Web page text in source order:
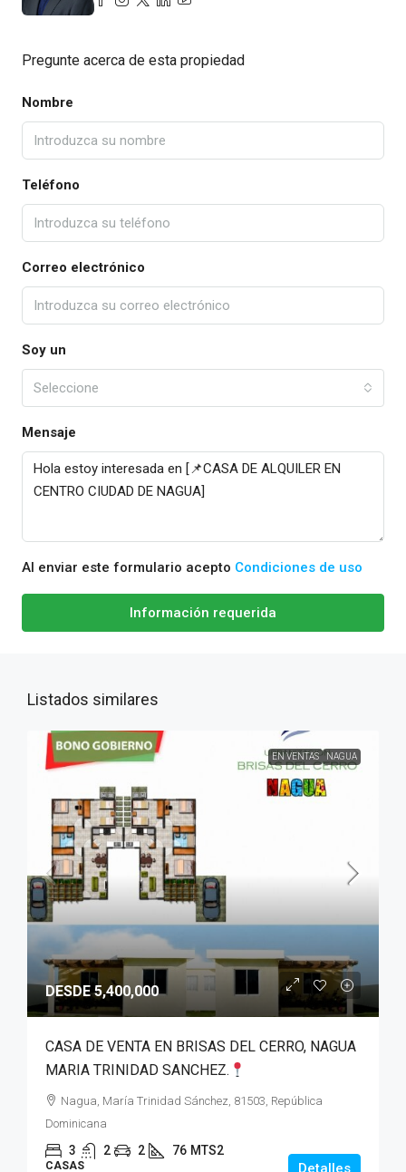
Pregunte acerca de esta propiedad
Nombre
Teléfono
Correo electrónico
Soy un
Seleccione
Mensaje
Al enviar este formulario acepto Condiciones de uso
Información requerida
Listados similares
EN VENTAS NAGUA
DESDE 5,400,000
CASA DE VENTA EN BRISAS DEL CERRO, NAGUA
MARIA TRINIDAD SANCHEZ.
Nagua, María Trinidad Sánchez, 81503, República
Dominicana
3 2 2 76 MTS2
CASAS